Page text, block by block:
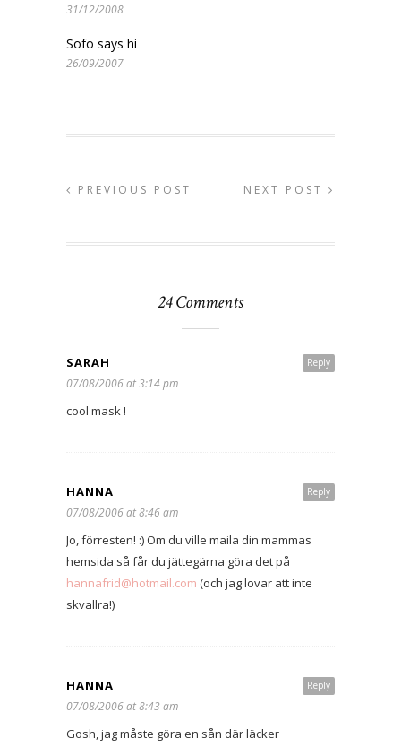
31/12/2008
Sofo says hi
26/09/2007
PREVIOUS POST NEXT POST
24 Comments
Reply
SARAH
07/08/2006 at 3:14 pm
cool mask !
Reply
HANNA
07/08/2006 at 8:46 am
Jo, förresten! :) Om du ville maila din mammas
hemsida så får du jättegärna göra det på
hannafrid@hotmail.com (och jag lovar att inte
skvallra!)
Reply
HANNA
07/08/2006 at 8:43 am
Gosh, jag måste göra en sån där läcker